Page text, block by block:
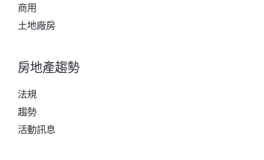
商用
土地廠房
房地產趨勢
法規
趨勢
活動訊息